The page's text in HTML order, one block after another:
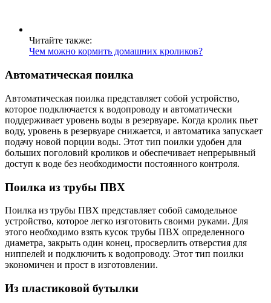
Читайте также:
Чем можно кормить домашних кроликов?
Автоматическая поилка
Автоматическая поилка представляет собой устройство,
которое подключается к водопроводу и автоматически
поддерживает уровень воды в резервуаре. Когда кролик пьет
воду, уровень в резервуаре снижается, и автоматика запускает
подачу новой порции воды. Этот тип поилки удобен для
больших поголовий кроликов и обеспечивает непрерывный
доступ к воде без необходимости постоянного контроля.
Поилка из трубы ПВХ
Поилка из трубы ПВХ представляет собой самодельное
устройство, которое легко изготовить своими руками. Для
этого необходимо взять кусок трубы ПВХ определенного
диаметра, закрыть один конец, просверлить отверстия для
ниппелей и подключить к водопроводу. Этот тип поилки
экономичен и прост в изготовлении.
Из пластиковой бутылки